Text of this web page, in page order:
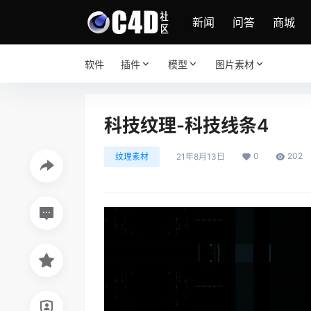
新闻 问答 商城
软件 插件 模型 图片素材
科技纹理-科技线条4
纹理素材 21年8月13日 0 202